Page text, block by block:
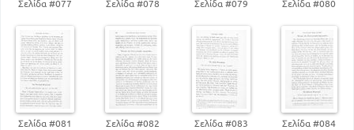
Σελίδα #077 Σελίδα #078 Σελίδα #079 Σελίδα #080
Σελίδα #081 Σελίδα #082 Σελίδα #083 Σελίδα #084